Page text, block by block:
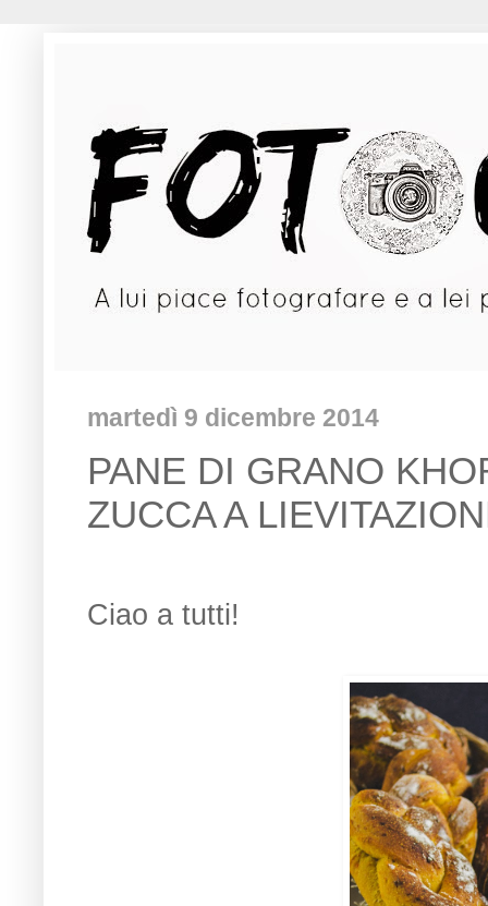
martedì 9 dicembre 2014
PANE DI GRANO
ZUCCA A
Ciao a tutti!